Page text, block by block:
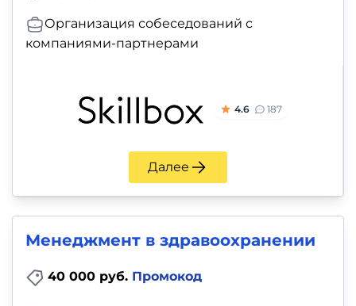
Организация собеседований с
компаниями-партнерами
4.6 187
Далее
Менеджмент в здравоохранении
40 000 руб. Промокод
Психология
и
Прочее
Репетиторы
Тесты
на
профориентацию